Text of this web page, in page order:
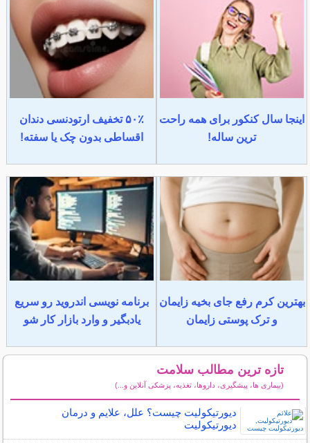
اینجا سال کنکور برای همه راحت
ترین ساله!
۵۰٪ تخفیف ارتودنسی دندان
اقساطی بدون چک یا سفته!
بهترین کرم رفع جای بخیه زایمان
و ترک پوستی زایمان
برنامه نویسی اندروید رو سریع
یادبگیر و وارد بازار کار شو
تازه ترین مطالب سلامت
(بیماری ها، پیشگیری، داروها، تغذیه، پزشکی آنلاین و...)
دیورتیکولیت چیست؟ علل، علایم و درمان
دیورتیکولیت